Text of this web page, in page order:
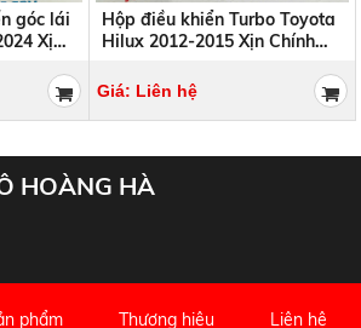
góc lái
Xịn
,
06190 ,
Hộp điều khiển Turbo Toyota
Hilux 2012-2015 Xịn Chính
8987971050
Giá: Liên hệ
HOÀNG HÀ
phẩm Thương hiệu Liên hệ